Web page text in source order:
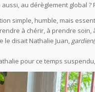
au dérèglement global
simple, humble, mais
à chérir, à prendre
le disait Nathalie Juan,
pour ce temps